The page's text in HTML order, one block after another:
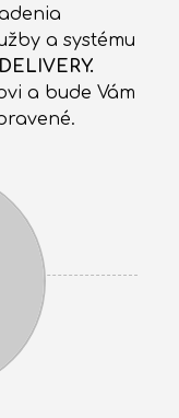
a systému
a bude Vám